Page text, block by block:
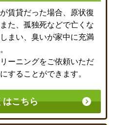
賃貸だった場合、原状復
た、孤独死などで亡くな
まい、臭いが家中に充満
ーニングをご依頼いただ
することができます。
はこちら